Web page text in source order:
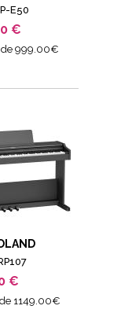
E50
€
de 999.00€
€
1149.00€